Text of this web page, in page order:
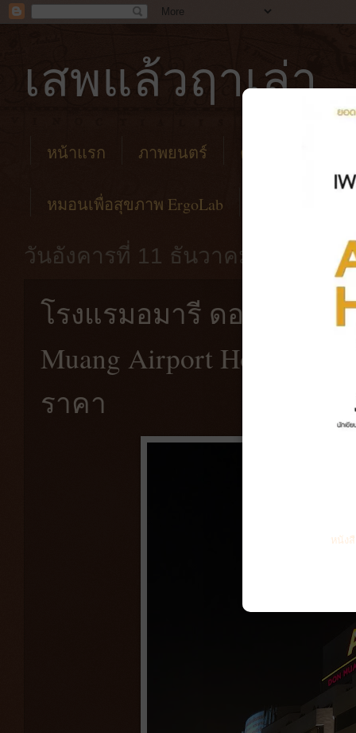
เสพแล้วฤาเล่า
หน้าแรก ภาพยนตร์ คาเฟ่
หมอนเพื่อสุขภาพ ErgoLab
วันอังคารที่ 11 ธันวาคม พ.ศ.
โรงแรมอมารี ดอนเมือง แ
Muang Airport Hotel)| ค
ราคา
หนัง